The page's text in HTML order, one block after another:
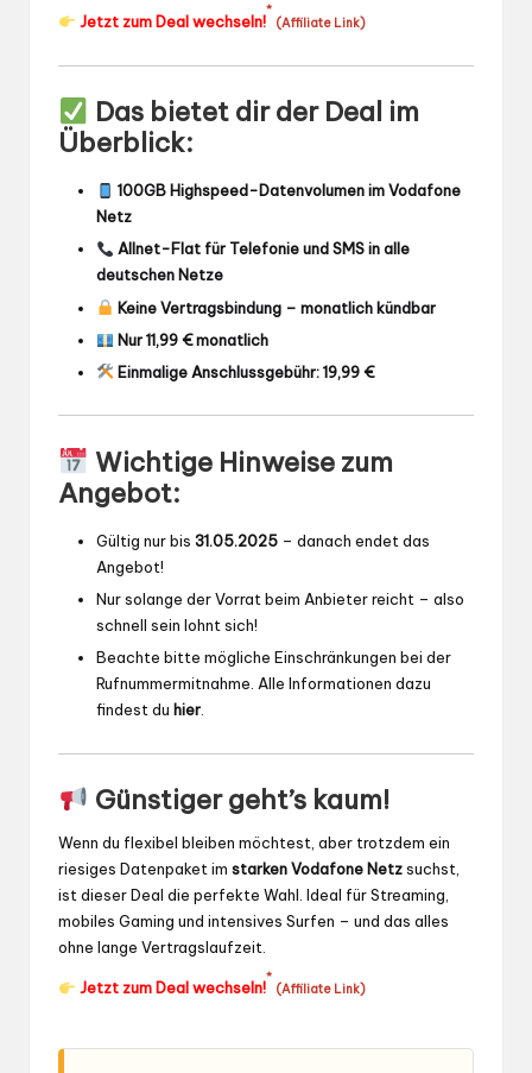
Jetzt zum Deal wechseln!
*
(Affiliate Link)
Das bietet dir der Deal im
Überblick:
100GB Highspeed-Datenvolumen im Vodafone
Netz
Allnet-Flat für Telefonie und SMS in alle
deutschen Netze
Keine Vertragsbindung – monatlich kündbar
Nur 11,99 € monatlich
Einmalige Anschlussgebühr: 19,99 €
Wichtige Hinweise zum
Angebot:
Gültig nur bis 31.05.2025 – danach endet das
Angebot!
Nur solange der Vorrat beim Anbieter reicht – also
schnell sein lohnt sich!
Beachte bitte mögliche Einschränkungen bei der
Rufnummermitnahme. Alle Informationen dazu
findest du hier
Günstiger geht’s kaum!
Wenn du flexibel bleiben möchtest, aber trotzdem ein
riesiges Datenpaket im starken Vodafone Netzsuchst,
ist dieser Deal die perfekte Wahl. Ideal für Streaming,
mobiles Gaming und intensives Surfen – und das alles
ohne lange Vertragslaufzeit.
Jetzt zum Deal wechseln!
*
(Affiliate Link)